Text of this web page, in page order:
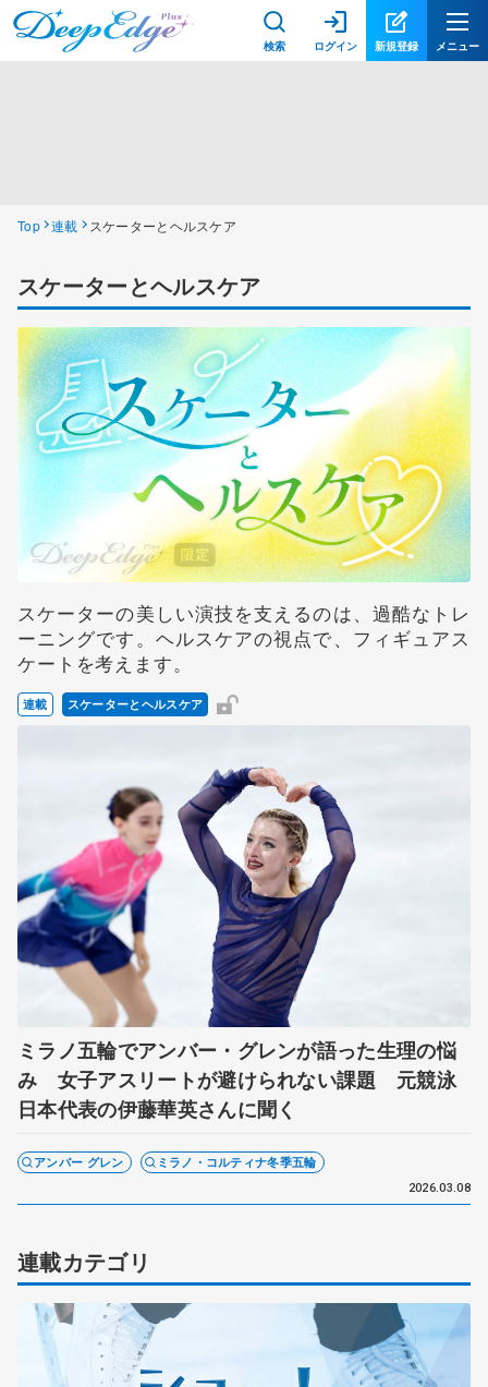
検索 ログイン 新規登録 メニュー
Top 連載 スケーターとヘルスケア
スケーターとヘルスケア
スケーターの美しい演技を支えるのは、過酷なトレ
ーニングです。ヘルスケアの視点で、フィギュアス
ケートを考えます。
連載 スケーターとヘルスケア
ミラノ五輪でアンバー・グレンが語った生理の悩
み 女子アスリートが避けられない課題 元競泳
日本代表の伊藤華英さんに聞く
アンバー グレン ミラノ・コルティナ冬季五輪
2026.03.08
連載カテゴリ